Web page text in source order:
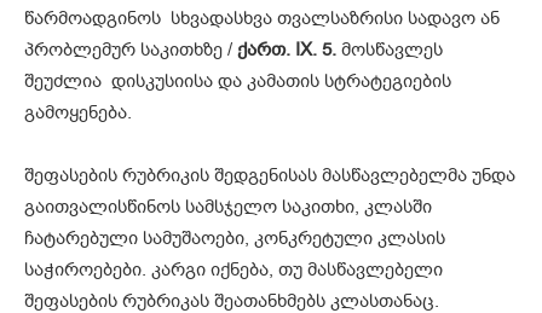
წარმოადგინოს სხვადასხვა თვალსაზრისი სადავო ან
პრობლემურ საკითხზე / ქართ. IX. 5. მოსწავლეს
შეუძლია დისკუსიისა და კამათის სტრატეგიების
გამოყენება.
შეფასების რუბრიკის შედგენისას მასწავლებელმა უნდა
გაითვალისწინოს სამსჯელო საკითხი, კლასში
ჩატარებული სამუშაოები, კონკრეტული კლასის
საჭიროებები. კარგი იქნება, თუ მასწავლებელი
შეფასების რუბრიკას შეათანხმებს კლასთანაც.